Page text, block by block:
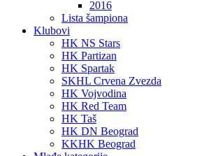
2016
Lista šampiona
Klubovi
HK NS Stars
HK Partizan
HK Spartak
SKHL Crvena Zvezda
HK Vojvodina
HK Red Team
HK Taš
HK DN Beograd
KKHK Beograd